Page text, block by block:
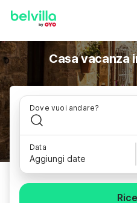
Casa vacanza
Dove vuoi andare?
Data
Aggiungi date